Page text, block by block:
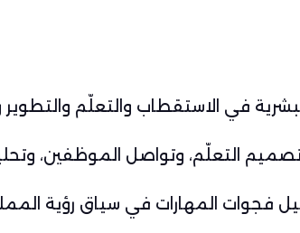
في الاستقطاب والتعلّم والتطوير
التعلّم، وتواصل الموظفين،
فجوات المهارات في سياق رؤية